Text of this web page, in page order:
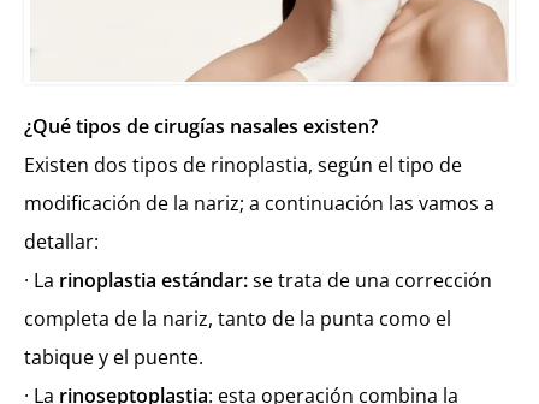
¿Qué tipos de cirugías nasales existen?
Existen dos tipos de rinoplastia, según el tipo de
modificación de la nariz; a continuación las vamos a
detallar:
· La rinoplastia estándar:se trata de una corrección
completa de la nariz, tanto de la punta como el
tabique y el puente.
· La rinoseptoplastia: esta operación combina la